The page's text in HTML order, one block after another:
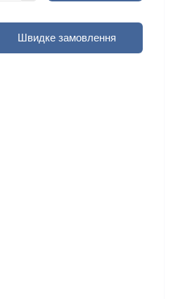
Швидке замовлення